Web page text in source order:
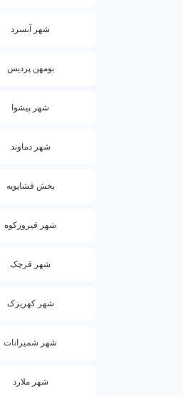
شهر آبسرد
بومهن پردیس
شهر پیشوا
شهر دماوند
بخش فشاپویه
شهر فیروزکوه
شهر قرچک
شهر کهریزک
شهر شمیرانات
شهر ملارد